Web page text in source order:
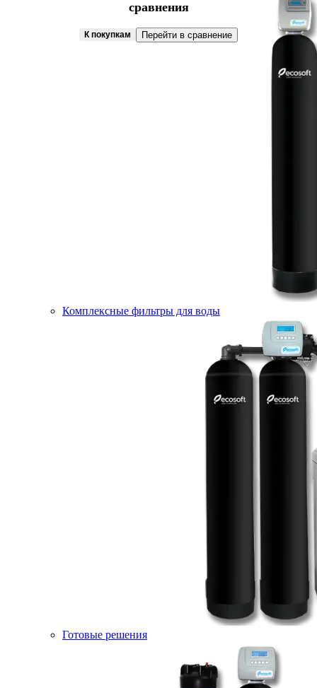
Комплексные фильтры для воды
Готовые решения
сравнения
К покупкам Перейти в сравнение